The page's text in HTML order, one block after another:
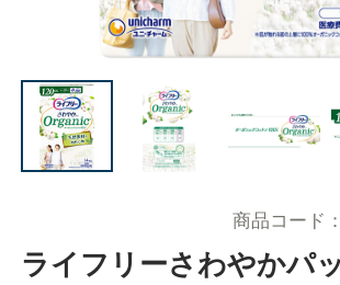
ライフリーさわやかパ
商品コード